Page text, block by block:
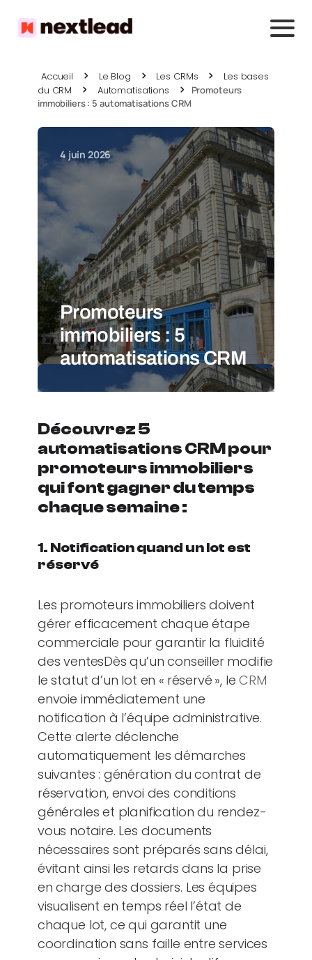
Accueil Le Blog Les CRMs
Les bases
du CRM
Automatisations
Promoteurs
immobiliers : 5 automatisations CRM
4 juin 2026
Promoteurs
immobiliers : 5
automatisations CRM
Découvrez 5
automatisations CRM pour
promoteurs immobiliers
qui font gagner du temps
chaque semaine :
1. Notification quand un lot est
réservé
Les promoteurs immobiliers doivent
gérer efficacement chaque étape
commerciale pour garantir la fluidité
des ventesDès qu’un conseiller modifie
le statut d’un lot en « réservé », leCRM
envoie immédiatement une
notification à l’équipe administrative.
Cette alerte déclenche
automatiquement les démarches
suivantes : génération du contrat de
réservation, envoi des conditions
générales et planification du rendez-
vous notaire. Les documents
nécessaires sont préparés sans délai,
évitant ainsi les retards dans la prise
en charge des dossiers. Les équipes
visualisent en temps réel l’état de
chaque lot, ce qui garantit une
coordination sans faille entre services